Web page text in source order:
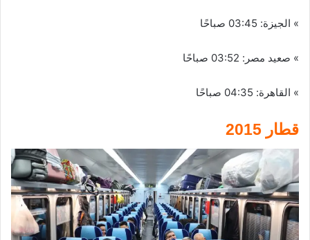
» الجيزة: 03:45 صباحًا
» صعيد مصر: 03:52 صباحًا
» القاهرة: 04:35 صباحًا
قطار 2015